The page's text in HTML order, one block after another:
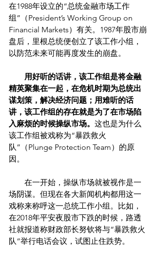
在1988年设立的“总统金融市场工作
组”（President’s Working Group on
Financial Markets）有关。1987年股市崩
盘后，里根总统便创立了该工作小组，
以防范未来可能再度发生的崩盘。
精英聚集在一起，在危机时期为总统出
谋划策，解决经济问题；用难听的话
讲，该工作组的存在就是为了在市场陷
入麻烦的时候操纵市场。 这也是为什么
该工作组被戏称为“暴跌救火
队”（Plunge Protection Team）的原
因。
在一开始，操纵市场就被视作是一
场阴谋。但现在各大新闻机构都用这一
戏称来称呼这一总统工作小组。比如，
在2018年平安夜股市下跌的时候，路透
社就报道称财政部长努钦将与“暴跌救火
队”举行电话会议，试图止住跌势。